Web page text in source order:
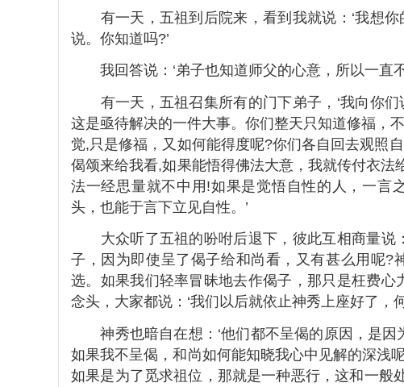
有一天，五祖到后院来，看到我就说：‘我想你
说。你知道吗?’
我回答说：‘弟子也知道师父的心意，所以一直
有一天，五祖召集所有的门下弟子，‘我向你们
这是亟待解决的一件大事。你们整天只知道修福，
觉,只是修福，又如何能得度呢?你们各自回去观照
偈颂来给我看,如果能悟得佛法大意，我就传付衣
法一经思量就不中用!如果是觉悟自性的人，一言
头，也能于言下立见自性。’
大众听了五祖的吩咐后退下，彼此互相商量说
子，因为即使呈了偈子给和尚看，又有甚么用呢?
选。如果我们轻率冒昧地去作偈子，那只是枉费心
念头，大家都说：‘我们以后就依止神秀上座好了，
神秀也暗自在想：‘他们都不呈偈的原因，是因
如果我不呈偈，和尚如何能知晓我心中见解的深浅
如果是为了觅求祖位，那就是一种恶行，这和一般